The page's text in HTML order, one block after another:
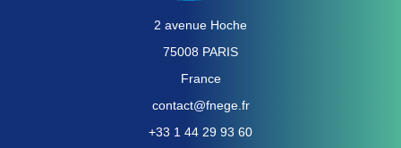
2 avenue Hoche
75008 PARIS
France
contact@fnege.fr
+33 1 44 29 93 60